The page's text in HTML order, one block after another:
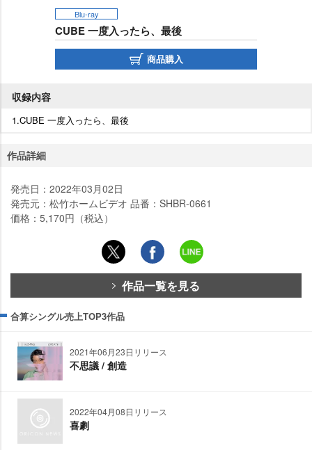
Blu-ray
CUBE 一度入ったら、最後
商品購入
収録内容
1.CUBE 一度入ったら、最後
作品詳細
発売日：2022年03月02日
発売元：松竹ホームビデオ 品番：SHBR-0661
価格：5,170円（税込）
作品一覧を見る
合算シングル売上TOP3作品
2021年06月23日リリース
不思議 / 創造
2022年04月08日リリース
喜劇